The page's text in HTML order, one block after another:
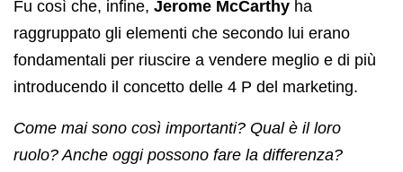
Fu così che, infine, Jerome McCarthy ha
raggruppato gli elementi che secondo lui erano
fondamentali per riuscire a vendere meglio e di più
introducendo il concetto delle 4 P del marketing.
Come mai sono così importanti? Qual è il loro
ruolo? Anche oggi possono fare la differenza?